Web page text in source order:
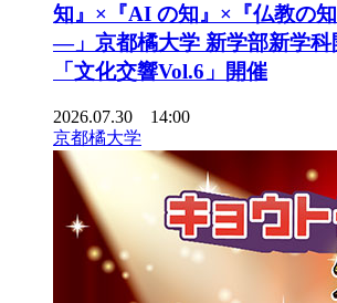
知』×『AI の知』×『仏教の
―」京都橘大学 新学部新学科
「文化交響Vol.6」開催
2026.07.30 14:00
京都橘大学